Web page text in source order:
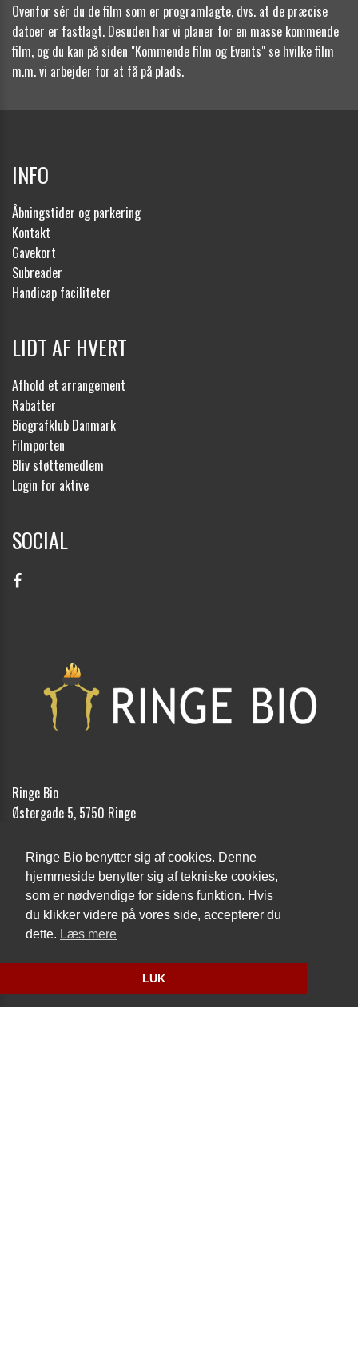
Ringe Bio benytter sig af cookies. Denne
hjemmeside benytter sig af tekniske cookies,
som er nødvendige for sidens funktion. Hvis
du klikker videre på vores side, accepterer du
dette. Læs mere
LUK
Ovenfor sér du de film som er programlagte, dvs. at de præcise
datoer er fastlagt. Desuden har vi planer for en masse kommende
film, og du kan på siden "Kommende film og Events" se hvilke film
m.m. vi arbejder for at få på plads.
INFO
Åbningstider og parkering
Kontakt
Gavekort
Subreader
Handicap faciliteter
LIDT AF HVERT
Afhold et arrangement
Rabatter
Biografklub Danmark
Filmporten
Bliv støttemedlem
Login for aktive
SOCIAL
Ringe Bio
Østergade 5, 5750 Ringe
Telefon:62 62 12 18
Email: kontakt@ringebio.dk
Cookie- og privatlivspolitik